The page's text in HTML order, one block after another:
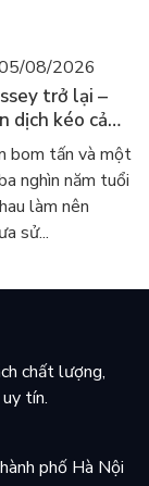
08/2026
trở lại –
dịch kéo cả
văn học
bom tấn và một
nghìn năm tuổi
làm nên
sử...
chất lượng,
tín.
phố Hà Nội